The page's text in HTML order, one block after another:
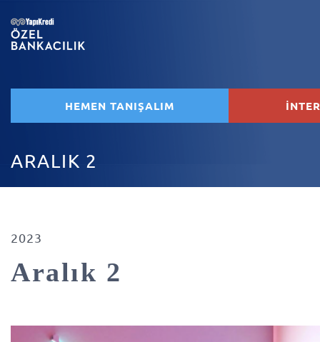
HEMEN TANIŞALIM
ARALIK 2
2023
Aralık 2